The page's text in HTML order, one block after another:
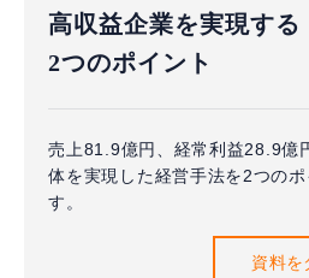
高収益企業を実現する
2つのポイント
売上81.9億円、経常利益28.9億
体を実現した経営手法を2つの
す。
資料を